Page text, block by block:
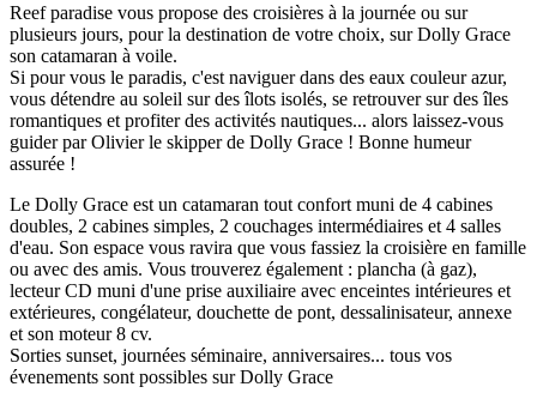
Reef paradise vous propose des croisières à la journée ou sur
plusieurs jours, pour la destination de votre choix, sur Dolly Grace
son catamaran à voile.
Si pour vous le paradis, c'est naviguer dans des eaux couleur azur,
vous détendre au soleil sur des îlots isolés, se retrouver sur des îles
romantiques et profiter des activités nautiques... alors laissez-vous
guider par Olivier le skipper de Dolly Grace ! Bonne humeur
assurée !
Le Dolly Grace est un catamaran tout confort muni de 4 cabines
doubles, 2 cabines simples, 2 couchages intermédiaires et 4 salles
d'eau. Son espace vous ravira que vous fassiez la croisière en famille
ou avec des amis. Vous trouverez également : plancha (à gaz),
lecteur CD muni d'une prise auxiliaire avec enceintes intérieures et
extérieures, congélateur, douchette de pont, dessalinisateur, annexe
et son moteur 8 cv.
Sorties sunset, journées séminaire, anniversaires... tous vos
évenements sont possibles sur Dolly Grace